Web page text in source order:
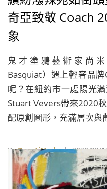
奇亞致敬 Coach
象
鬼才塗鴉藝術家尚米
Basquiat）遇上輕奢品
呢？在紐約市一處陽光
Stuart Vevers帶來2020
配原創圖形，充滿層次與
ByBeautiMode| 2020/02/